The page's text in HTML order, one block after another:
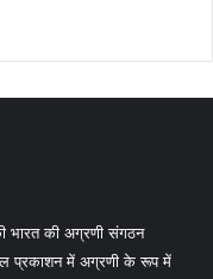
भारत की अग्रणी संगठन
प्रकाशन में अग्रणी के रूप में